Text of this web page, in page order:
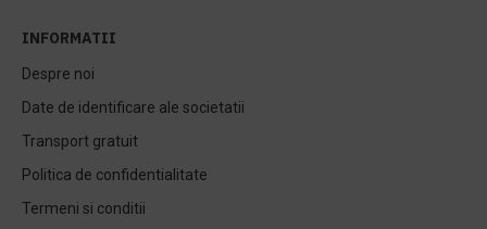
INFORMATII
Despre noi
Date de identificare ale societatii
Transport gratuit
Politica de confidentialitate
Termeni si conditii